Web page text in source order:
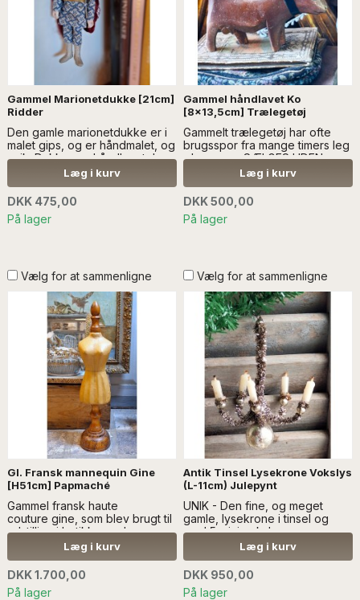
Gammel Marionetdukke [21cm]
Ridder
Den gamle marionetdukke er i
malet gips, og er håndmalet, og
unik. Dukken er håndlavet...Læs
mere SÆLGES UDEN ANDEN
DEKORATION
Læg i kurv
DKK 475,00
På lager
Gammel håndlavet Ko
[8x13,5cm] Trælegetøj
Gammelt trælegetøj har ofte
brugsspor fra mange timers leg
- læs mere SÆLGES UDEN
DEKORATIONLæg i kurv
DKK 500,00
På lager
Vælg for at sammenligne
Gl. Fransk mannequin Gine
[H51cm] Papmaché
Gammel fransk haute
couture gine, som blev brugt til
udstilling i butikkerne..Læs mere
SÆLGES UDEN ANDEN
DEKORATION
Læg i kurv
DKK 1.700,00
På lager
Vælg for at sammenligne
Antik Tinsel Lysekrone Vokslys
(L-11cm) Julepynt
UNIK - Den fine, og meget
gamle, lysekrone i tinsel og
med 5 mini vokslys er
håndlavet. Den er fra tiden
omkring 1910-1919..Læs mere
SÆLGES UDEN ANDEN
DEKORATION
Læg i kurv
DKK 950,00
På lager